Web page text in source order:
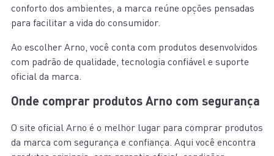
conforto dos ambientes, a marca reúne opções pensadas
para facilitar a vida do consumidor.
Ao escolher Arno, você conta com produtos desenvolvidos
com padrão de qualidade, tecnologia confiável e suporte
oficial da marca.
Onde comprar produtos Arno com segurança
O site oficial Arno é o melhor lugar para comprar produtos
da marca com segurança e confiança. Aqui você encontra